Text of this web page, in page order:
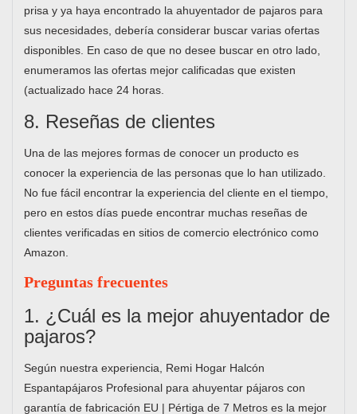
prisa y ya haya encontrado la ahuyentador de pajaros para
sus necesidades, debería considerar buscar varias ofertas
disponibles. En caso de que no desee buscar en otro lado,
enumeramos las ofertas mejor calificadas que existen
(actualizado hace 24 horas.
8. Reseñas de clientes
Una de las mejores formas de conocer un producto es
conocer la experiencia de las personas que lo han utilizado.
No fue fácil encontrar la experiencia del cliente en el tiempo,
pero en estos días puede encontrar muchas reseñas de
clientes verificadas en sitios de comercio electrónico como
Amazon.
Preguntas frecuentes
1. ¿Cuál es la mejor ahuyentador de
pajaros?
Según nuestra experiencia, Remi Hogar Halcón
Espantapájaros Profesional para ahuyentar pájaros con
garantía de fabricación EU | Pértiga de 7 Metros es la mejor